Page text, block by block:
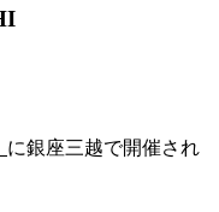
に銀座三越で開催され